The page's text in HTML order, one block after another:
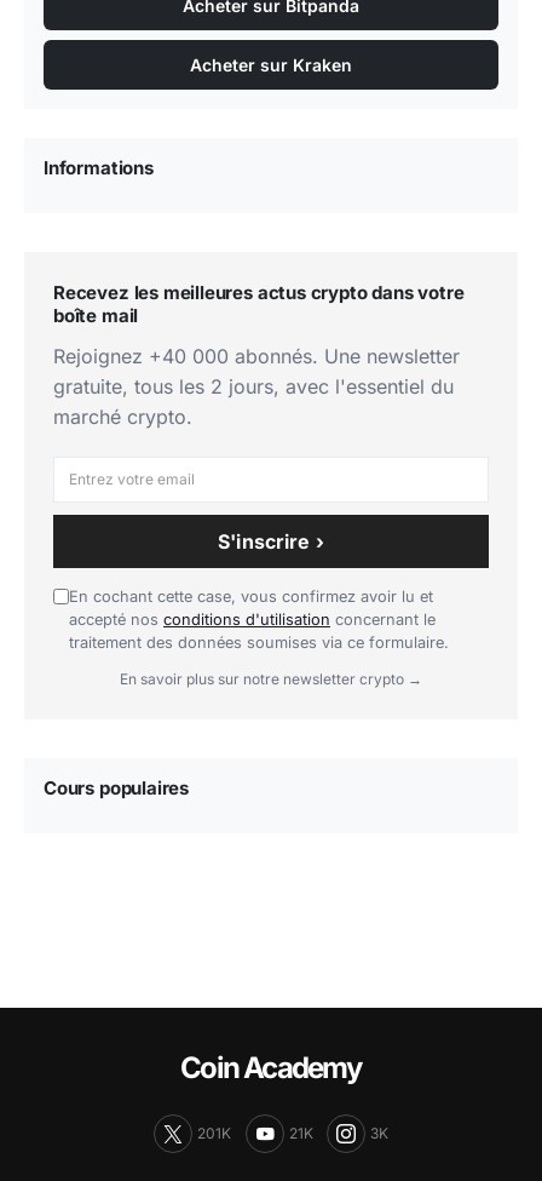
Acheter sur Bitpanda
Acheter sur Kraken
Informations
Recevez les meilleures actus crypto dans votre
boîte mail
Rejoignez +40 000 abonnés. Une newsletter
gratuite, tous les 2 jours, avec l'essentiel du
marché crypto.
S'inscrire ›
En cochant cette case, vous confirmez avoir lu et
accepté nos conditions d'utilisation concernant le
traitement des données soumises via ce formulaire.
En savoir plus sur notre newsletter crypto →
Cours populaires
Coin Academy
201K 21K 3K